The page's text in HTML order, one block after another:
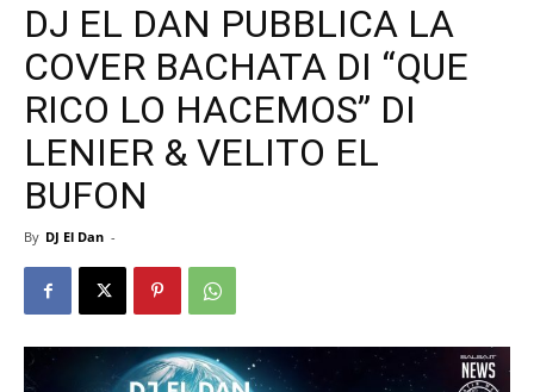
DJ EL DAN PUBBLICA LA
COVER BACHATA DI “QUE
RICO LO HACEMOS” DI
LENIER & VELITO EL
BUFON
By DJ El Dan -